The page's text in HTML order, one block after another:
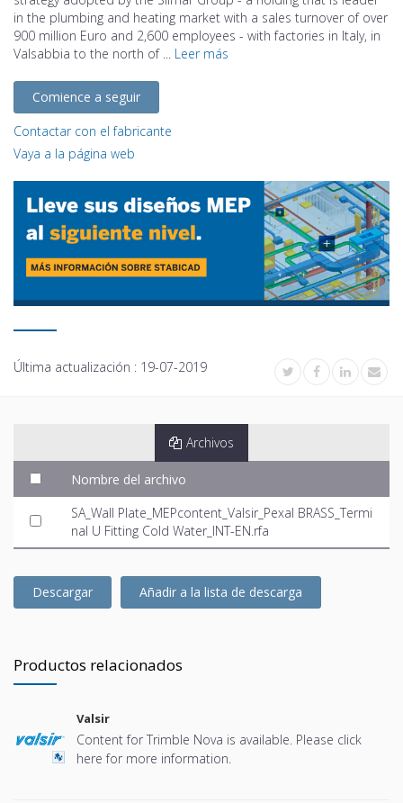
in the plumbing and heating market with a sales turnover of over
900 million Euro and 2,600 employees - with factories in Italy, in
Valsabbia to the north of ... Leer más
Comience a seguir
Contactar con el fabricante
Vaya a la página web
Última actualización : 19-07-2019
Archivos
Nombre del archivo
SA_Wall Plate_MEPcontent_Valsir_Pexal BRASS_Termi
nal U Fitting Cold Water_INT-EN.rfa
Descargar Añadir a la lista de descarga
Productos relacionados
Valsir
Content for Trimble Nova is available. Please click
here for more information.